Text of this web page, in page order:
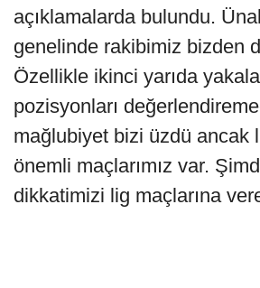
açıklamalarda bulundu.
genelinde rakibimiz bizden
Özellikle ikinci yarıda
pozisyonları
mağlubiyet bizi üzdü ancak
önemli maçlarımız var.
dikkatimizi lig maçlarına